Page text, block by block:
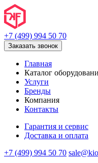
+7 (499) 994 50 70
Заказать звонок
Главная
Каталог
Услуги
Бренды
Компания
Контакты
Гарантия и сервис
Доставка и оплата
+7 (499) 994 50 70